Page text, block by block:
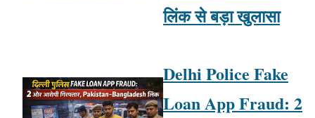
लिंक से बड़ा खुलासा
Delhi Police Fake
Loan App Fraud: 2